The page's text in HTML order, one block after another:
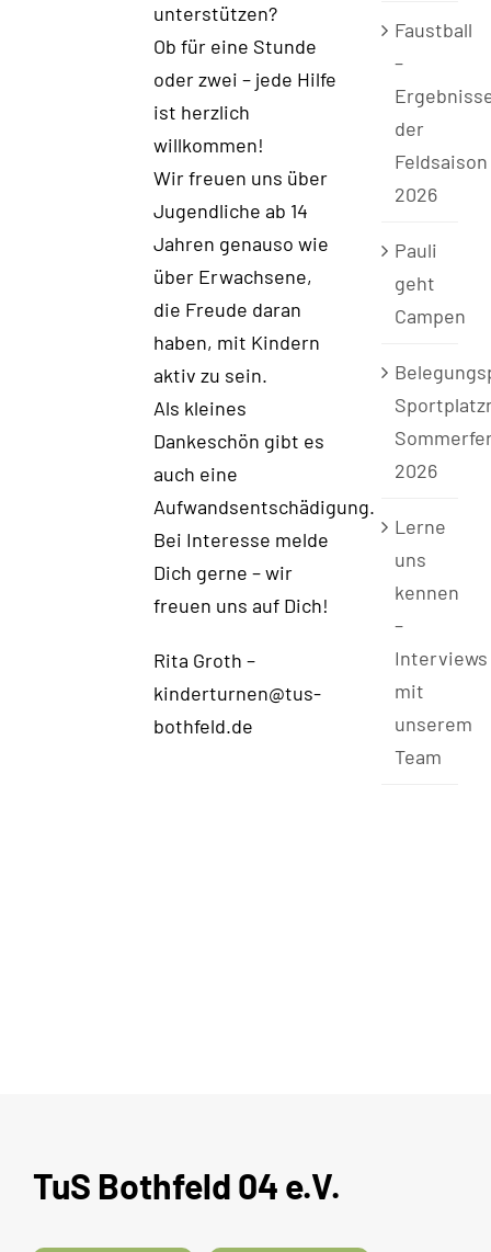
unterstützen?
Ob für eine Stunde
oder zwei – jede Hilfe
ist herzlich
willkommen!
Wir freuen uns über
Jugendliche ab 14
Jahren genauso wie
über Erwachsene,
die Freude daran
haben, mit Kindern
aktiv zu sein.
Als kleines
Dankeschön gibt es
auch eine
Aufwandsentschädigung.
Bei Interesse melde
Dich gerne – wir
freuen uns auf Dich!
Rita Groth –
kinderturnen@tus-
bothfeld.de
Faustball
–
der
Feldsaison
2026
Pauli
geht
Campen
2026
Lerne
uns
kennen
–
Interviews
mit
unserem
Team
TuS Bothfeld 04 e.V.